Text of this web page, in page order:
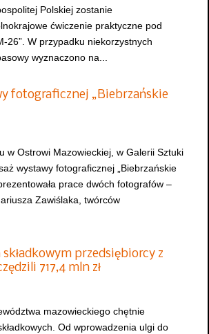
Polskiej zostanie
ćwiczenie praktyczne pod
26”. W przypadku niekorzystnych
wyznaczono na...
fotograficznej „Biebrzańskie
w Ostrowi Mazowieckiej, w Galerii Sztuki
wystawy fotograficznej „Biebrzańskie
prace dwóch fotografów –
Zawiślaka, twórców
przedsiębiorcy z
717,4 mln zł
mazowieckiego chętnie
Od wprowadzenia ulgi do